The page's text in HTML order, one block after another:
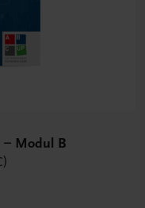
Modul B